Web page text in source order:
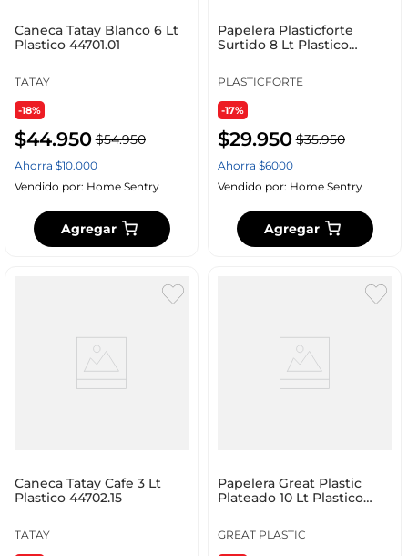
Caneca Tatay Blanco 6 Lt
Plastico 44701.01
TATAY
-18%
$44.950 $54.950
Ahorra $10.000
Vendido por: Home Sentry
Agregar
Papelera Plasticforte
Surtido 8 Lt Plastico
PLASTICFORTE
-17%
$29.950 $35.950
Ahorra $6000
Vendido por: Home Sentry
Agregar
Caneca Tatay Cafe 3 Lt
Plastico 44702.15
TATAY
Papelera Great Plastic
Plateado 10 Lt Plastico
GREAT PLASTIC